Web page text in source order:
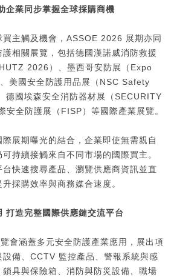
企業同步掌握全球採購商機
主觸及機會，ASSOE 2026 展期亦同
相關展覽，包括德國漢諾威消防救援
2026）、墨西哥安防展（Expo
美國安全防護用品展（NSC Safety
國埃森安全消防器材展（SECURITY
安全防護展（FISP）等國際產業展覽。
展期曝光的結合，企業即使無需親自
持續接觸來自不同市場的國際買主。
快速搜尋產品、瀏覽供應商資訊並直
採購效率與商務媒合速度。
打造完整國際供應鏈交流平台
會涵蓋多元安全防護產業應用，展出項
設備、CCTV 監控產品、警報系統與感
具與保險箱、消防與防災設備、職場